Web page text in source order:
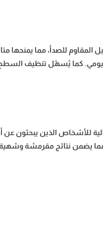
للصدأ، مما يمنحها
اليومي. كما يُسهّل تنظيف
للأشخاص الذين يبحثون
مما يضمن نتائج مقرمشة